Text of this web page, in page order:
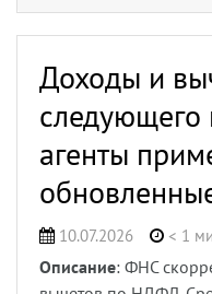
Доходы и
следующего
агенты
10.07.2026 < 1
Описание: ФНС